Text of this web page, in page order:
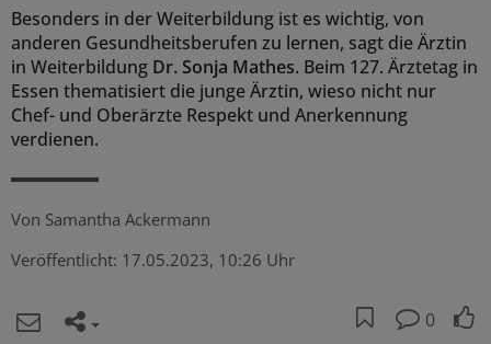
Besonders in der Weiterbildung ist es wichtig, von
anderen Gesundheitsberufen zu lernen, sagt die Ärztin
in Weiterbildung Dr. Sonja Mathes. Beim 127. Ärztetag in
Essen thematisiert die junge Ärztin, wieso nicht nur
Chef- und Oberärzte Respekt und Anerkennung
verdienen.
Von Samantha Ackermann
Veröffentlicht: 17.05.2023, 10:26 Uhr
0